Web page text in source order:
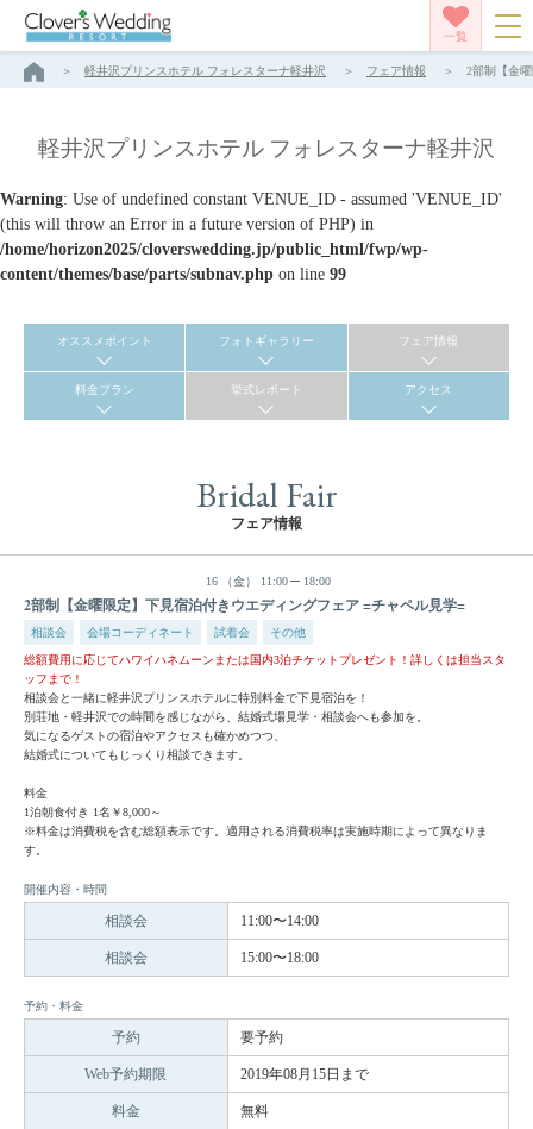
一覧
軽井沢プリンスホテル フォレスターナ軽井沢 フェア情報 2部制【金
軽井沢プリンスホテル フォレスターナ軽井沢
Warning: Use of undefined constant VENUE_ID - assumed 'VENUE_ID'
(this will throw an Error in a future version of PHP) in
/home/horizon2025/cloverswedding.jp/public_html/fwp/wp-
content/themes/base/parts/subnav.php on line 99
オススメポイント フォトギャラリー フェア情報
料金プラン 挙式レポート アクセス
Bridal Fair
フェア情報
16 （金） 11:00 18:00
2部制【金曜限定】下見宿泊付きウエディングフェア =チャペル見学=
相談会 会場コーディネート 試着会 その他
総額費用に応じてハワイハネムーンまたは国内3泊チケットプレゼント！詳しくは担当スタ
ッフまで！
相談会と一緒に軽井沢プリンスホテルに特別料金で下見宿泊を！
別荘地・軽井沢での時間を感じながら、結婚式場見学・相談会へも参加を。
気になるゲストの宿泊やアクセスも確かめつつ、
結婚式についてもじっくり相談できます。
料金
1泊朝食付き 1名￥8,000～
※料金は消費税を含む総額表示です。適用される消費税率は実施時期によって異なりま
す。
開催内容・時間
相談会 11:00〜14:00
相談会 15:00〜18:00
予約・料金
予約 要予約
Web予約期限 2019年08月15日まで
料金 無料